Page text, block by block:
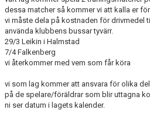
dessa matcher så kommer vi att kalla er
vi måste dela på kostnaden för drivmedel
använda klubbens bussar tyvärr.
29/3 Leikin i Halmstad
7/4 Falkenberg
vi återkommer med vem som får köra
vi som lag kommer att ansvara för olika
på de spelare/föräldrar som blir uttagna
ni ser datum i lagets kalender.